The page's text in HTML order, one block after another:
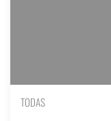
TODAS